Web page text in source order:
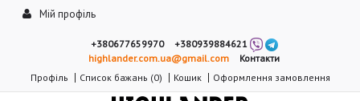
Мій профіль
+380677659970
+380939884621
highlander.com.ua@gmail.com
Контакти
Профіль
Список бажань (0) Кошик Оформлення замовлення